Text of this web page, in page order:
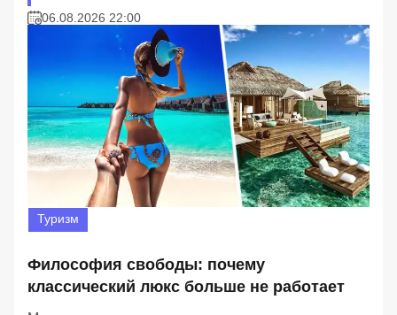
06.08.2026 22:00
Туризм
Философия свободы: почему
классический люкс больше не работает